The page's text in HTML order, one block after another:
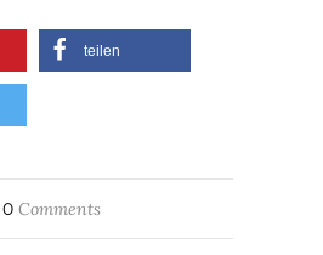
teilen
0Comments